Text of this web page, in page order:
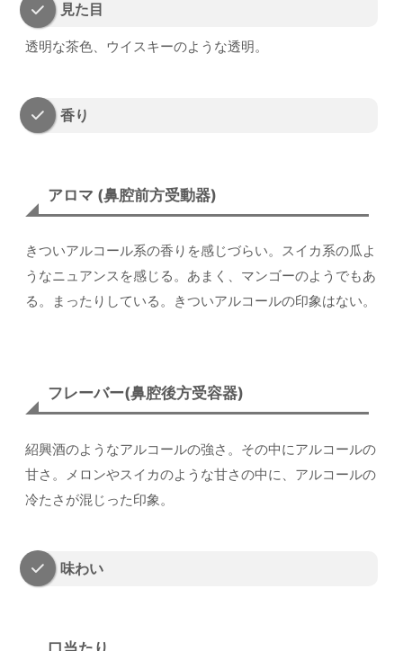
見た目
透明な茶色、ウイスキーのような透明。
香り
アロマ (鼻腔前方受動器)
きついアルコール系の香りを感じづらい。スイカ系の瓜よ
うなニュアンスを感じる。あまく、マンゴーのようでもあ
る。まったりしている。きついアルコールの印象はない。
フレーバー(鼻腔後方受容器)
紹興酒のようなアルコールの強さ。その中にアルコールの
甘さ。メロンやスイカのような甘さの中に、アルコールの
冷たさが混じった印象。
味わい